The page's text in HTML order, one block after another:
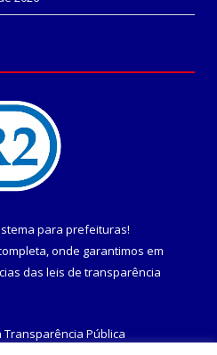
para prefeituras!
onde garantimos em
das leis de transparência
Transparência Pública